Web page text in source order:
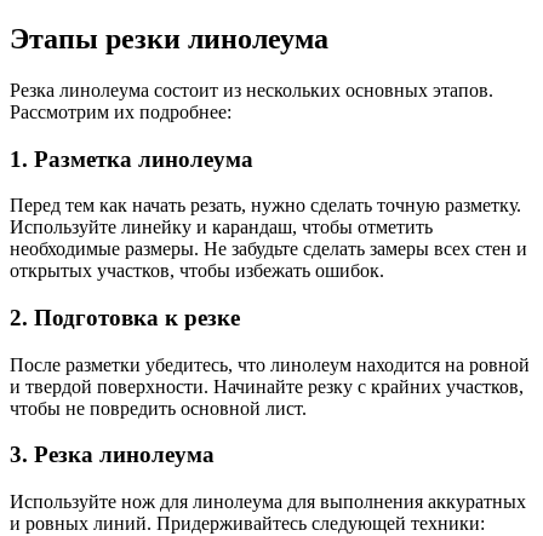
Этапы резки линолеума
Резка линолеума состоит из нескольких основных этапов.
Рассмотрим их подробнее:
1. Разметка линолеума
Перед тем как начать резать, нужно сделать точную разметку.
Используйте линейку и карандаш, чтобы отметить
необходимые размеры. Не забудьте сделать замеры всех стен и
открытых участков, чтобы избежать ошибок.
2. Подготовка к резке
После разметки убедитесь, что линолеум находится на ровной
и твердой поверхности. Начинайте резку с крайних участков,
чтобы не повредить основной лист.
3. Резка линолеума
Используйте нож для линолеума для выполнения аккуратных
и ровных линий. Придерживайтесь следующей техники: